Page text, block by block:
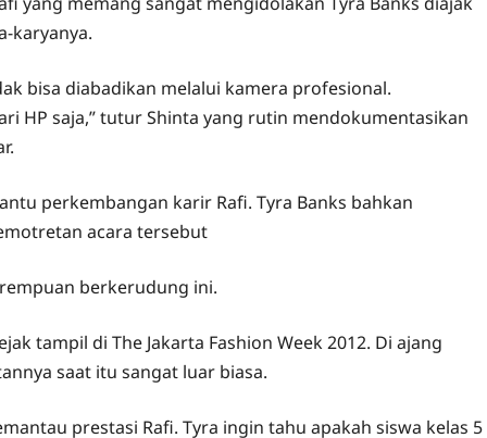
karyanya.
bisa diabadikan melalui kamera profesional.
HP saja,” tutur Shinta yang rutin mendokumentasikan
perkembangan karir Rafi. Tyra Banks bahkan
acara tersebut
berkerudung ini.
tampil di The Jakarta Fashion Week 2012. Di ajang
saat itu sangat luar biasa.
prestasi Rafi. Tyra ingin tahu apakah siswa kelas 5